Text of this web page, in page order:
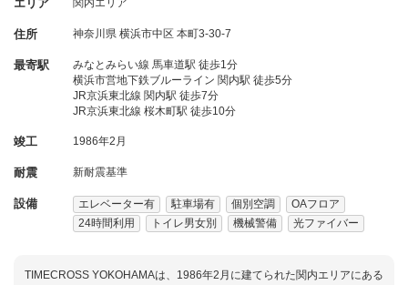
エリア
住所 神奈川県 横浜市中区 本町3-30-7
最寄駅
みなとみらい線 馬車道駅 徒歩1分
横浜市営地下鉄ブルーライン 関内駅 徒歩5分
JR京浜東北線 関内駅 徒歩7分
JR京浜東北線 桜木町駅 徒歩10分
竣工 1986年2月
耐震 新耐震基準
設備 エレベーター有 駐車場有 個別空調
OAフロア
24時間利用
トイレ男女別 機械警備 光ファイバー
TIMECROSS YOKOHAMAは、1986年2月に建てられた関内エリアにある